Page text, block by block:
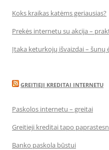
Koks kraikas katėms geriausias?
Prekės internetu su akcija –
Įtaka keturkojų išvaizdai – šunų
GREITIEJI KREDITAI INTERNETU
Paskolos internetu – greitai
Greitieji kreditai tapo
Banko paskola būstui